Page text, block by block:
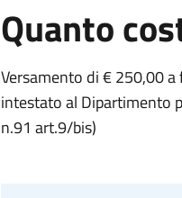
Quanto
Versamento di € 250,00
intestato al Dipartimento
n.91 art.9/bis)